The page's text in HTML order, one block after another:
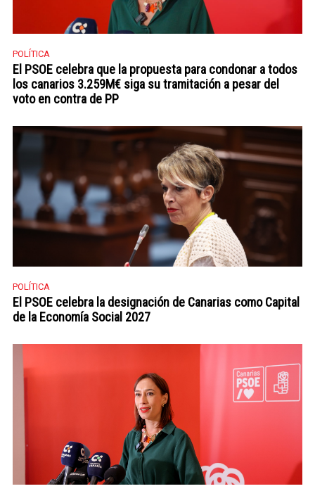
POLÍTICA
El PSOE celebra que la propuesta para condonar a todos
los canarios 3.259M€ siga su tramitación a pesar del
voto en contra de PP
POLÍTICA
El PSOE celebra la designación de Canarias como Capital
de la Economía Social 2027